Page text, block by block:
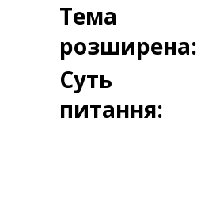
Тема
розширена:
Суть
питання: